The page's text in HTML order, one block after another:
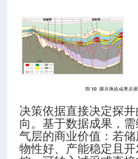
决策依据直接决定探
向。基于数据成果，
气层的商业价值：若储
物性好、产能稳定且